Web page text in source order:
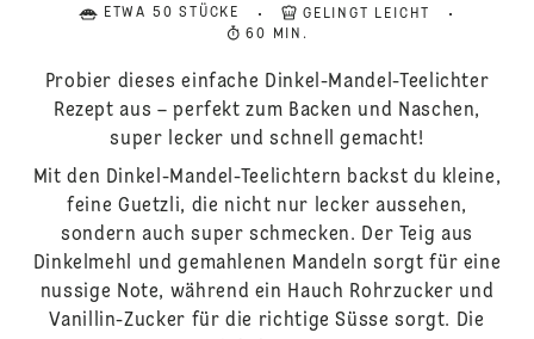
ETWA 50 STÜCKE
GELINGT LEICHT
60 MIN.
Probier dieses einfache Dinkel-Mandel-Teelichter
Rezept aus – perfekt zum Backen und Naschen,
super lecker und schnell gemacht!
Mit den Dinkel-Mandel-Teelichtern backst du kleine,
feine Guetzli, die nicht nur lecker aussehen,
sondern auch super schmecken. Der Teig aus
Dinkelmehl und gemahlenen Mandeln sorgt für eine
nussige Note, während ein Hauch Rohrzucker und
Vanillin-Zucker für die richtige Süsse sorgt. Die